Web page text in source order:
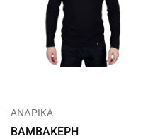
ΑΝΔΡΙΚΑ
ΒΑΜΒΑΚΕΡΗ